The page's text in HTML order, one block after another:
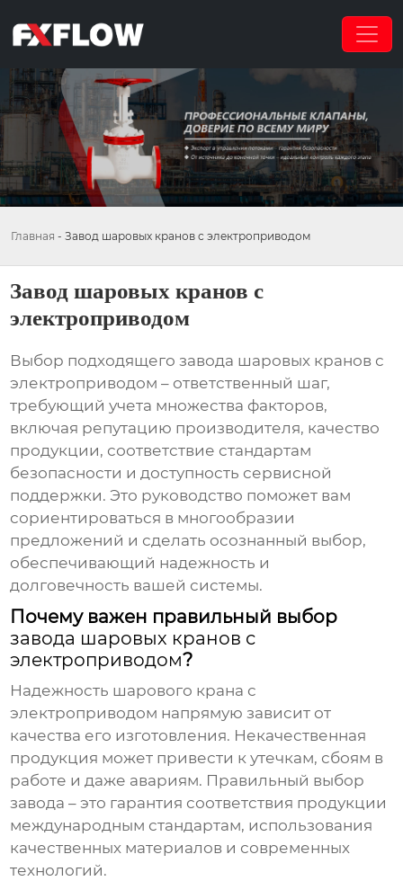
Главная - Завод шаровых кранов с электроприводом
Завод шаровых кранов с
электроприводом
Выбор подходящегозавода шаровых кранов с
электроприводом – ответственный шаг,
требующий учета множества факторов,
включая репутацию производителя, качество
продукции, соответствие стандартам
безопасности и доступность сервисной
поддержки. Это руководство поможет вам
сориентироваться в многообразии
предложений и сделать осознанный выбор,
обеспечивающий надежность и
долговечность вашей системы.
Почему важен правильный выбор
завода шаровых кранов с
электроприводом?
Надежность шарового крана с
электроприводом напрямую зависит от
качества его изготовления. Некачественная
продукция может привести к утечкам, сбоям в
работе и даже авариям. Правильный выбор
завода – это гарантия соответствия продукции
международным стандартам, использования
качественных материалов и современных
технологий.